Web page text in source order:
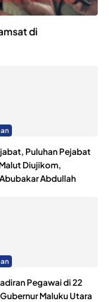
di
Puluhan Pejabat
Diujikom,
Abdullah
Pegawai di 22
Maluku Utara